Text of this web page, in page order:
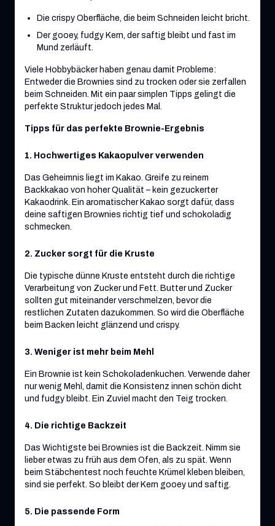
Die crispy Oberfläche, die beim Schneiden leicht bricht.
Der gooey, fudgy Kern, der saftig bleibt und fast im
Mund zerläuft.
Viele Hobbybäcker haben genau damit Probleme:
Entweder die Brownies sind zu trocken oder sie zerfallen
beim Schneiden. Mit ein paar simplen Tipps gelingt die
perfekte Struktur jedoch jedes Mal.
Tipps für das perfekte Brownie-Ergebnis
1. Hochwertiges Kakaopulver verwenden
Das Geheimnis liegt im Kakao. Greife zu reinem
Backkakao von hoher Qualität – kein gezuckerter
Kakaodrink. Ein aromatischer Kakao sorgt dafür, dass
deine saftigen Brownies richtig tief und schokoladig
schmecken.
2. Zucker sorgt für die Kruste
Die typische dünne Kruste entsteht durch die richtige
Verarbeitung von Zucker und Fett. Butter und Zucker
sollten gut miteinander verschmelzen, bevor die
restlichen Zutaten dazukommen. So wird die Oberfläche
beim Backen leicht glänzend und crispy.
3. Weniger ist mehr beim Mehl
Ein Brownie ist kein Schokoladenkuchen. Verwende daher
nur wenig Mehl, damit die Konsistenz innen schön dicht
und fudgy bleibt. Ein Zuviel macht den Teig trocken.
4. Die richtige Backzeit
Das Wichtigste bei Brownies ist die Backzeit. Nimm sie
lieber etwas zu früh aus dem Ofen, als zu spät. Wenn
beim Stäbchentest noch feuchte Krümel kleben bleiben,
sind sie perfekt. So bleibt der Kern gooey und saftig.
5. Die passende Form